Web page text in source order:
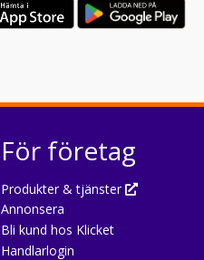
För företag
Produkter & tjänster
Annonsera
Bli kund hos Klicket
Handlarlogin